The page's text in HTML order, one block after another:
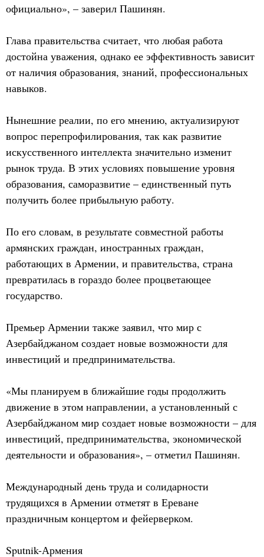
официально», – заверил Пашинян.
Глава правительства считает, что любая работа
достойна уважения, однако ее эффективность зависит
от наличия образования, знаний, профессиональных
навыков.
Нынешние реалии, по его мнению, актуализируют
вопрос перепрофилирования, так как развитие
искусственного интеллекта значительно изменит
рынок труда. В этих условиях повышение уровня
образования, саморазвитие – единственный путь
получить более прибыльную работу.
По его словам, в результате совместной работы
армянских граждан, иностранных граждан,
работающих в Армении, и правительства, страна
превратилась в гораздо более процветающее
государство.
Премьер Армении также заявил, что мир с
Азербайджаном создает новые возможности для
инвестиций и предпринимательства.
«Мы планируем в ближайшие годы продолжить
движение в этом направлении, а установленный с
Азербайджаном мир создает новые возможности – для
инвестиций, предпринимательства, экономической
деятельности и образования», – отметил Пашинян.
Международный день труда и солидарности
трудящихся в Армении отметят в Ереване
праздничным концертом и фейерверком.
Sputnik-Армения